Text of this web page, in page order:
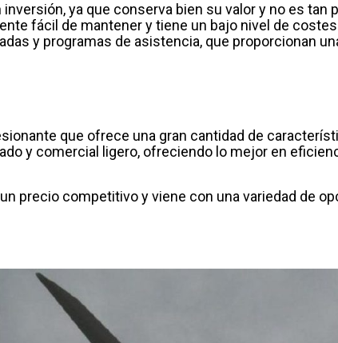
inversión, ya que conserva bien su valor y no es
fácil de mantener y tiene un bajo nivel de
y programas de asistencia, que proporcionan
que ofrece una gran cantidad de
y comercial ligero, ofreciendo lo mejor en
precio competitivo y viene con una variedad de